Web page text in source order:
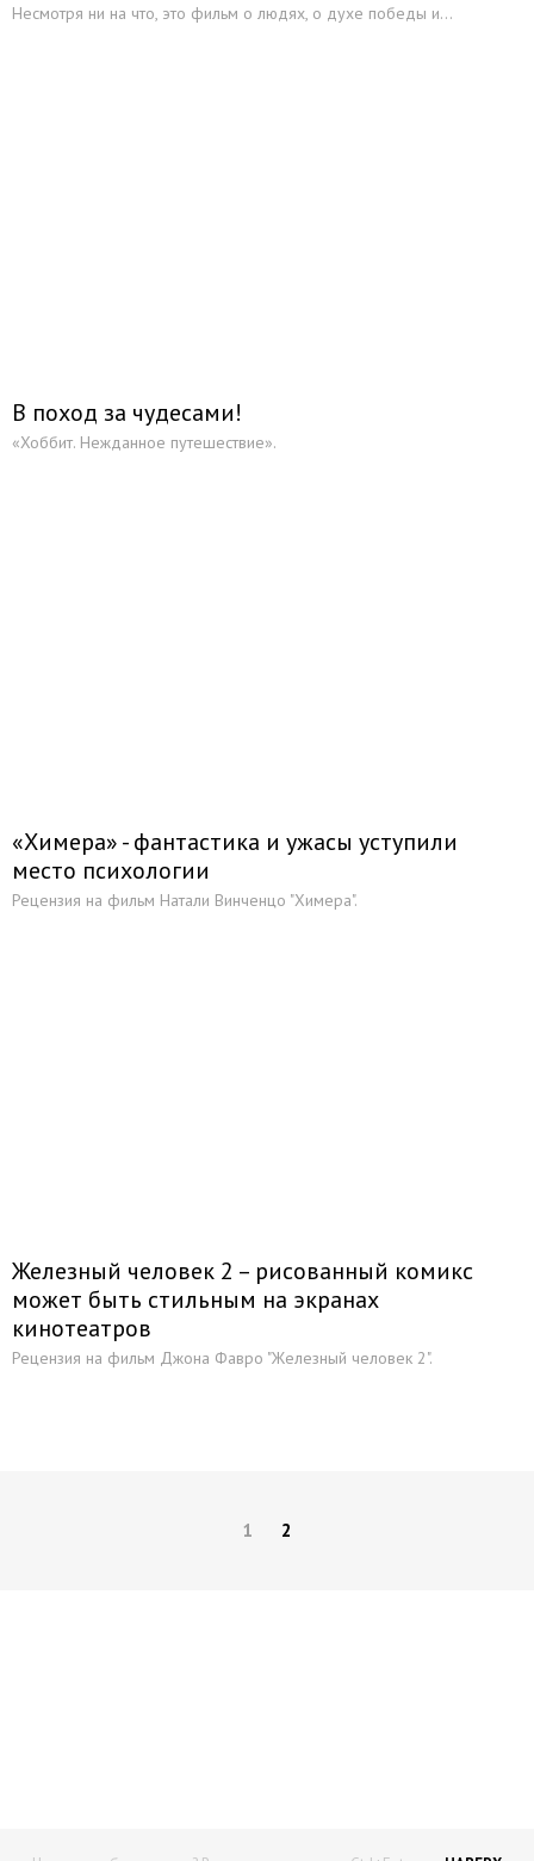
Несмотря ни на что, это фильм о людях, о духе победы и...
В поход за чудесами!
«Хоббит. Нежданное путешествие».
«Химера» - фантастика и ужасы уступили
место психологии
Рецензия на фильм Натали Винченцо "Химера".
Железный человек 2 – рисованный комикс
может быть стильным на экранах
кинотеатров
Рецензия на фильм Джона Фавро "Железный человек 2".
1 2